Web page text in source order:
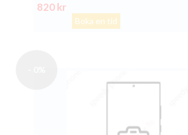
820 kr
Boka en tid